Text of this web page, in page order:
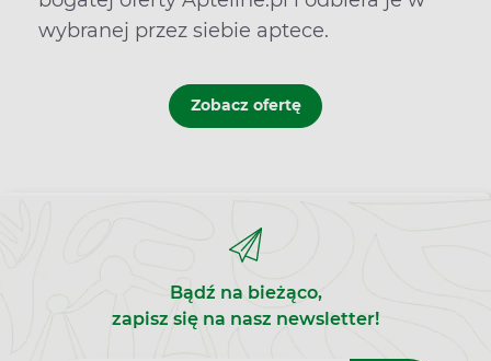
wybranej przez siebie aptece.
Zobacz ofertę
Bądź na bieżąco,
zapisz się na nasz newsletter!